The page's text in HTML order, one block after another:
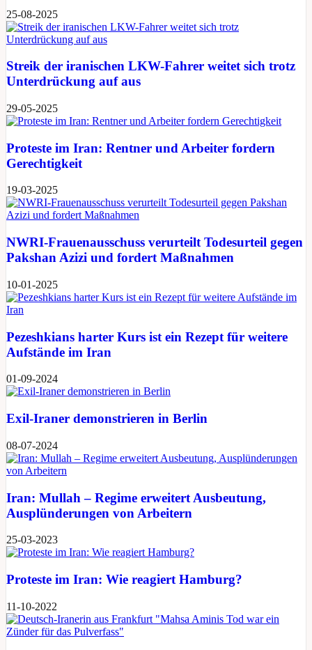
25-08-2025
Streik der iranischen LKW-Fahrer weitet sich trotz
Unterdrückung auf aus
29-05-2025
Proteste im Iran: Rentner und Arbeiter fordern
Gerechtigkeit
19-03-2025
NWRI-Frauenausschuss verurteilt Todesurteil gegen
Pakshan Azizi und fordert Maßnahmen
10-01-2025
Pezeshkians harter Kurs ist ein Rezept für weitere
Aufstände im Iran
01-09-2024
Exil-Iraner demonstrieren in Berlin
08-07-2024
Iran: Mullah – Regime erweitert Ausbeutung,
Ausplünderungen von Arbeitern
25-03-2023
Proteste im Iran: Wie reagiert Hamburg?
11-10-2022